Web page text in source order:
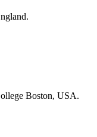
Boston, USA.